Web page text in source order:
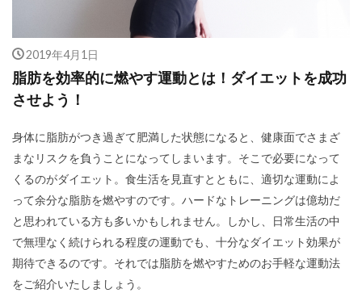
2019年4月1日
脂肪を効率的に燃やす運動とは！ダイエットを成功
させよう！
身体に脂肪がつき過ぎて肥満した状態になると、健康面でさまざ
まなリスクを負うことになってしまいます。そこで必要になって
くるのがダイエット。食生活を見直すとともに、適切な運動によ
って余分な脂肪を燃やすのです。ハードなトレーニングは億劫だ
と思われている方も多いかもしれません。しかし、日常生活の中
で無理なく続けられる程度の運動でも、十分なダイエット効果が
期待できるのです。それでは脂肪を燃やすためのお手軽な運動法
をご紹介いたしましょう。